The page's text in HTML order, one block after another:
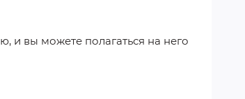
и вы можете полагаться на него